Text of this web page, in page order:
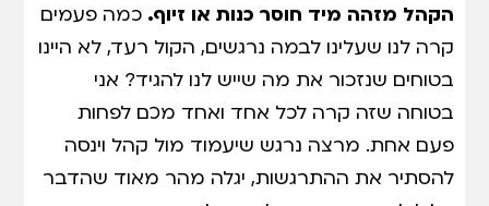
הקהל מזהה מיד חוסר כנות או זיוף. כמה פעמים
קרה לנו שעלינו לבמה נרגשים, הקול רעד, לא היינו
בטוחים שנזכור את מה שייש לנו להגיד? אני
בטוחה שזה קרה לכל אחד ואחד מכם לפחות
פעם אחת. מרצה נרגש שיעמוד מול קהל וינסה
להסתיר את ההתרגשות, יגלה מהר מאוד שהדבר